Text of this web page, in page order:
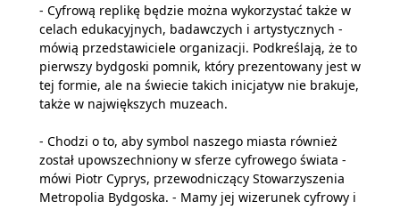
- Cyfrową replikę będzie można wykorzystać także w
celach edukacyjnych, badawczych i artystycznych -
mówią przedstawiciele organizacji. Podkreślają, że to
pierwszy bydgoski pomnik, który prezentowany jest w
tej formie, ale na świecie takich inicjatyw nie brakuje,
także w największych muzeach.
- Chodzi o to, aby symbol naszego miasta również
został upowszechniony w sferze cyfrowego świata -
mówi Piotr Cyprys, przewodniczący Stowarzyszenia
Metropolia Bydgoska. - Mamy jej wizerunek cyfrowy i